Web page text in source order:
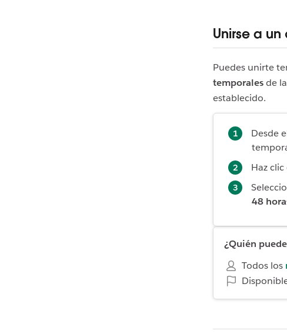
Unirse a
Puedes unirte
temporalesde
establecido.
Desde
Haz clic
48
¿Quién
Todos los